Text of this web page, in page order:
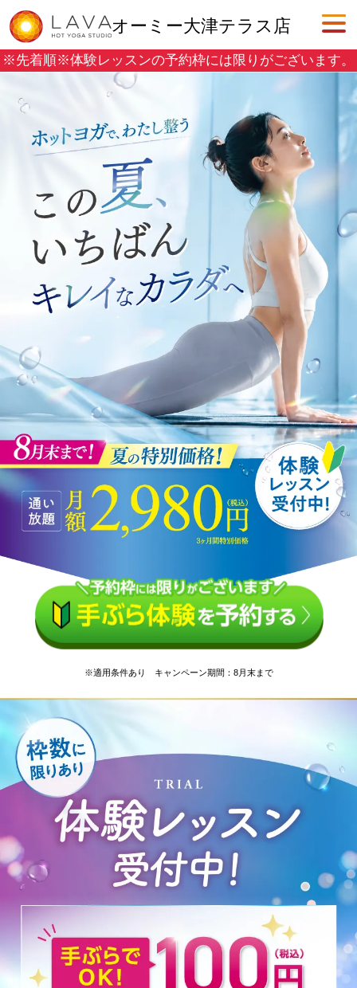
オーミー大津テラス店
※先着順※体験レッスンの予約枠には限りがございます。
※適用条件あり キャンペーン期間：8月末まで